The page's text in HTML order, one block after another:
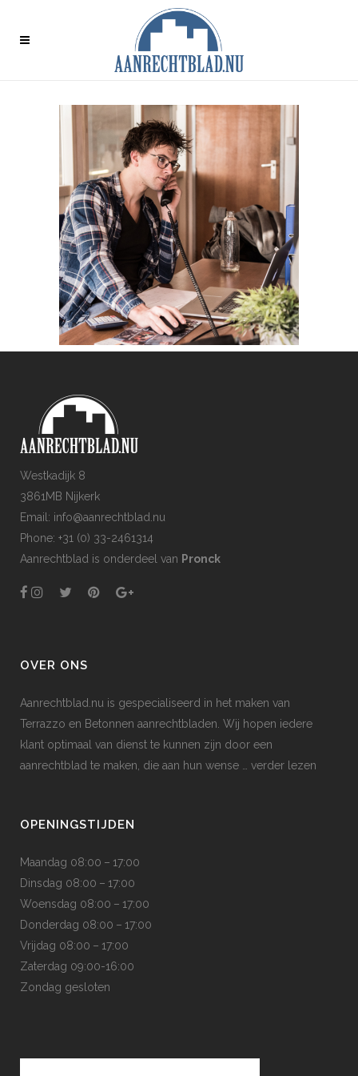
Westkadijk 8
3861MB Nijkerk
Email: info@aanrechtblad.nu
Phone: +31 (0) 33-2461314
Aanrechtblad is onderdeel van Pronck
OVER ONS
Aanrechtblad.nu is gespecialiseerd in het maken van
Terrazzo en Betonnen aanrechtbladen. Wij hopen iedere
klant optimaal van dienst te kunnen zijn door een
aanrechtblad te maken, die aan hun wense … verder lezen
OPENINGSTIJDEN
Maandag 08:00 – 17:00
Dinsdag 08:00 – 17:00
Woensdag 08:00 – 17:00
Donderdag 08:00 – 17:00
Vrijdag 08:00 – 17:00
Zaterdag 09:00-16:00
Zondag gesloten